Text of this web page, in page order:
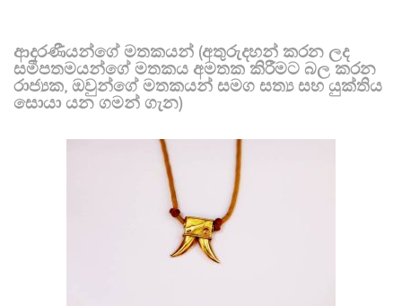
ආදරණීයන්ගේ මතකයන් (අතුරුදහන් කරන ලද
සමීපතමයන්ගේ මතකය අමතක කිරීමට බල කරන
රාජ්‍යක, ඔවුන්ගේ මතකයන් සමග සත්‍ය සහ යුක්තිය
සොයා යන ගමන් ගැන)